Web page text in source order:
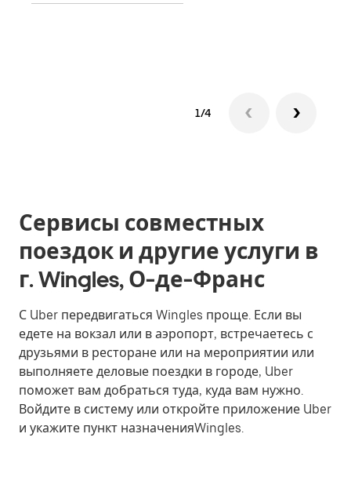
1/4
Сервисы совместных
поездок и другие услуги в
г. Wingles, О-де-Франс
С Uber передвигаться Wingles проще. Если вы
едете на вокзал или в аэропорт, встречаетесь с
друзьями в ресторане или на мероприятии или
выполняете деловые поездки в городе, Uber
поможет вам добраться туда, куда вам нужно.
Войдите в систему или откройте приложение Uber
и укажите пункт назначенияWingles.